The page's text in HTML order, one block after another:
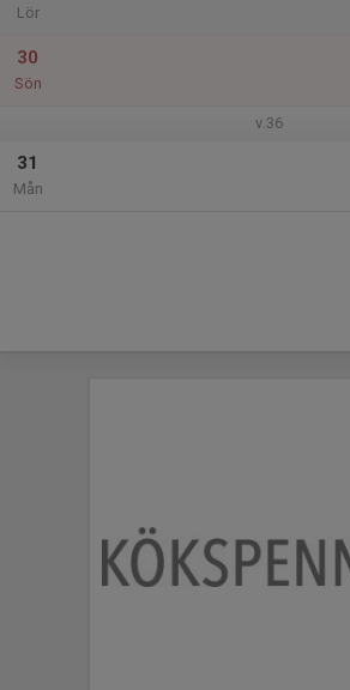
Lör
30
Sön
v.36
31
Mån